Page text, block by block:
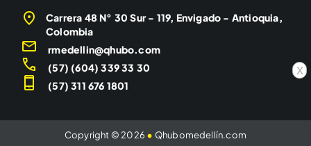
x
Carrera 48 N° 30 Sur - 119, Envigado - Antioquia,
Colombia
rmedellin@qhubo.com
(57) (604) 339 33 30
(57) 311 676 1801
Copyright © 2026 • Qhubomedellín.com